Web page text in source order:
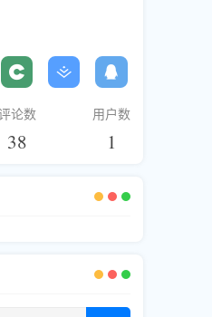
论数
38
用户数
1